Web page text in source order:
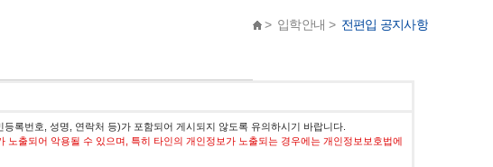
> 입학안내 > 전편입 공지사항
록번호, 성명, 연락처 등)가 포함되어 게시되지 않도록 유의하시기 바랍니다.
출되어 악용될 수 있으며, 특히 타인의 개인정보가 노출되는 경우에는 개인정보보호법에